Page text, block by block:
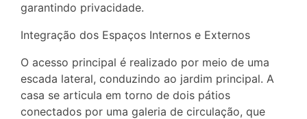
garantindo privacidade.
Integração dos Espaços Internos e Externos
O acesso principal é realizado por meio de uma
escada lateral, conduzindo ao jardim principal. A
casa se articula em torno de dois pátios
conectados por uma galeria de circulação, que